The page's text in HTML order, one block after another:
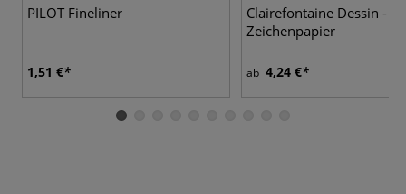
PILOT Fineliner
1,51 €
Clairefontaine Dessin -
Zeichenpapier
ab 4,24 €